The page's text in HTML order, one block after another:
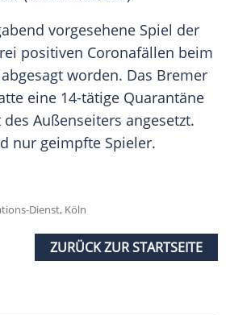
vorgesehene Spiel der
positiven Coronafällen beim
worden. Das Bremer
eine 14-tätige Quarantäne
Außenseiters angesetzt.
nur geimpfte Spieler.
Dienst, Köln
ZURÜCK ZUR STARTSEITE